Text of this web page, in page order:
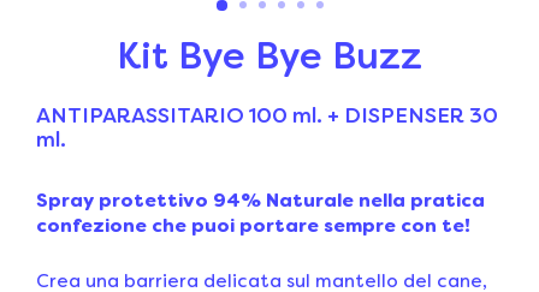
Kit Bye Bye Buzz
ANTIPARASSITARIO 100 ml. + DISPENSER 30
ml.
Spray protettivo 94% Naturale nella pratica
confezione che puoi portare sempre con te!
Crea una barriera delicata sul mantello del cane,